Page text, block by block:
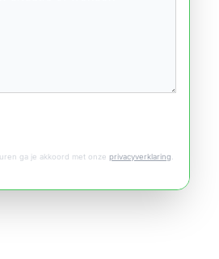
ga je akkoord met onze privacyverklaring.